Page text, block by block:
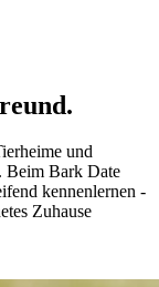
und
Beim Bark Date
kennenlernen -
Zuhause